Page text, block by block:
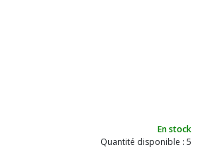
En stock
Quantité disponible : 5